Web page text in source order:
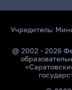
Учредитель:
@ 2002 - 2026